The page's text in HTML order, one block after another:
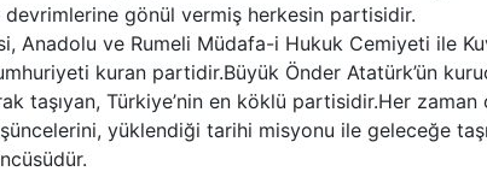
devrimlerine gönül vermiş herkesin partisidir.
Anadolu ve Rumeli Müdafa-i Hukuk Cemiyeti ile
kuran partidir.Büyük Önder Atatürk’ün
taşıyan, Türkiye’nin en köklü partisidir.Her zaman
yüklendiği tarihi misyonu ile geleceğe